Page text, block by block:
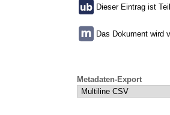
Dieser Eintrag ist
Das Dokument wird
Metadaten-Export